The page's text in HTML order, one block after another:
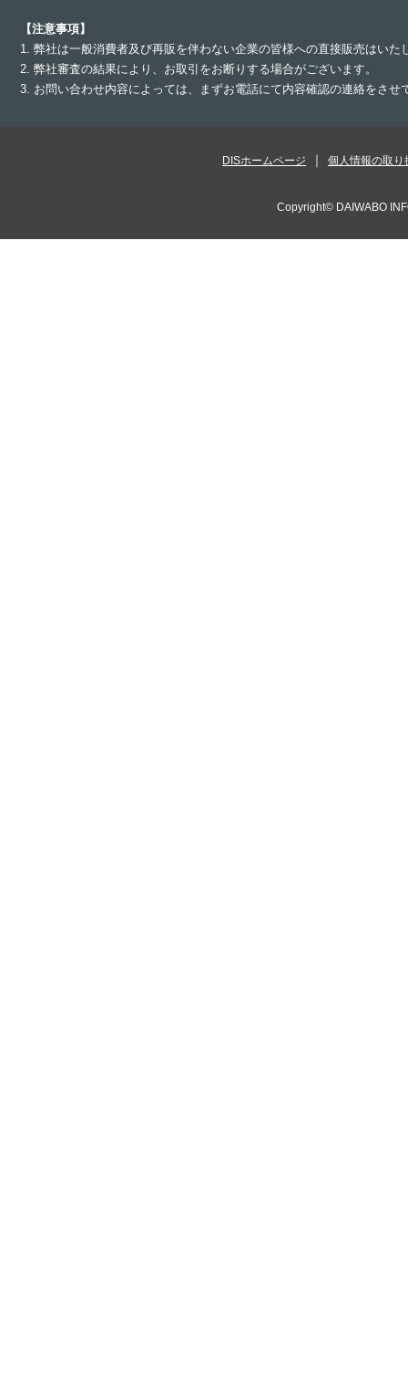
【注意事項】
1. 弊社は一般消費者及び再販を伴わない企業の皆様への直接販売はいた
2. 弊社審査の結果により、お取引をお断りする場合がございます。
3. お問い合わせ内容によっては、まずお電話にて内容確認の連絡をさ
DISホームページ 個人情報の取り
Copyright© DAIWABO